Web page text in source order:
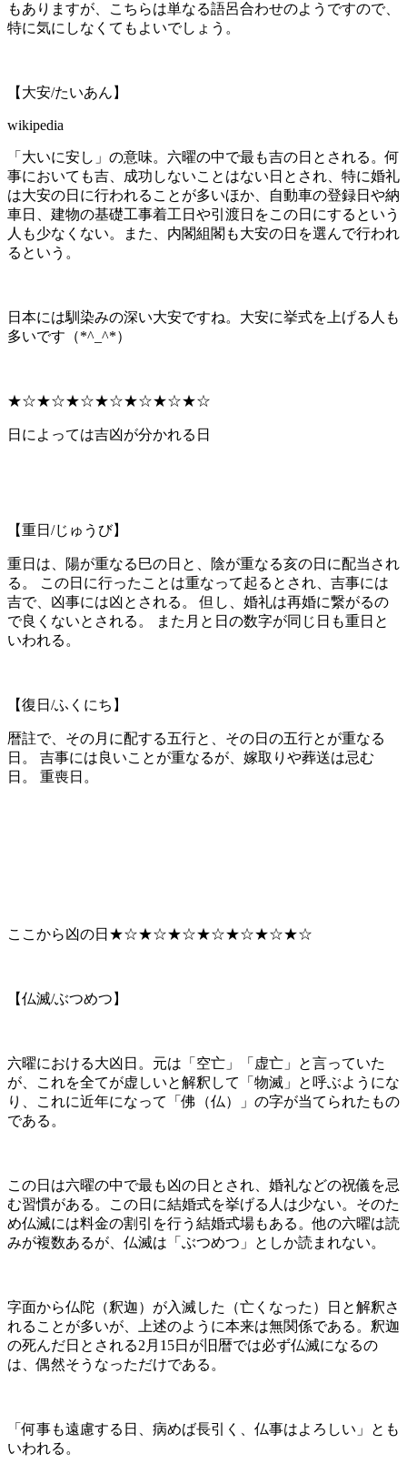
もありますが、こちらは単なる語呂合わせのようですので、
特に気にしなくてもよいでしょう。
【大安/たいあん】
wikipedia
「大いに安し」の意味。六曜の中で最も吉の日とされる。何
事においても吉、成功しないことはない日とされ、特に婚礼
は大安の日に行われることが多いほか、自動車の登録日や納
車日、建物の基礎工事着工日や引渡日をこの日にするという
人も少なくない。また、内閣組閣も大安の日を選んで行われ
るという。
日本には馴染みの深い大安ですね。大安に挙式を上げる人も
多いです（*^_^*）
★☆★☆★☆★☆★☆★☆★☆
日によっては吉凶が分かれる日
【重日/じゅうび】
重日は、陽が重なる巳の日と、陰が重なる亥の日に配当され
る。 この日に行ったことは重なって起るとされ、吉事には
吉で、凶事には凶とされる。 但し、婚礼は再婚に繋がるの
で良くないとされる。 また月と日の数字が同じ日も重日と
いわれる。
【復日/ふくにち】
暦註で、その月に配する五行と、その日の五行とが重なる
日。 吉事には良いことが重なるが、嫁取りや葬送は忌む
日。 重喪日。
ここから凶の日★☆★☆★☆★☆★☆★☆★☆
【仏滅/ぶつめつ】
六曜における大凶日。元は「空亡」「虚亡」と言っていた
が、これを全てが虚しいと解釈して「物滅」と呼ぶようにな
り、これに近年になって「佛（仏）」の字が当てられたもの
である。
この日は六曜の中で最も凶の日とされ、婚礼などの祝儀を忌
む習慣がある。この日に結婚式を挙げる人は少ない。そのた
め仏滅には料金の割引を行う結婚式場もある。他の六曜は読
みが複数あるが、仏滅は「ぶつめつ」としか読まれない。
字面から仏陀（釈迦）が入滅した（亡くなった）日と解釈さ
れることが多いが、上述のように本来は無関係である。釈迦
の死んだ日とされる2月15日が旧暦では必ず仏滅になるの
は、偶然そうなっただけである。
「何事も遠慮する日、病めば長引く、仏事はよろしい」とも
いわれる。